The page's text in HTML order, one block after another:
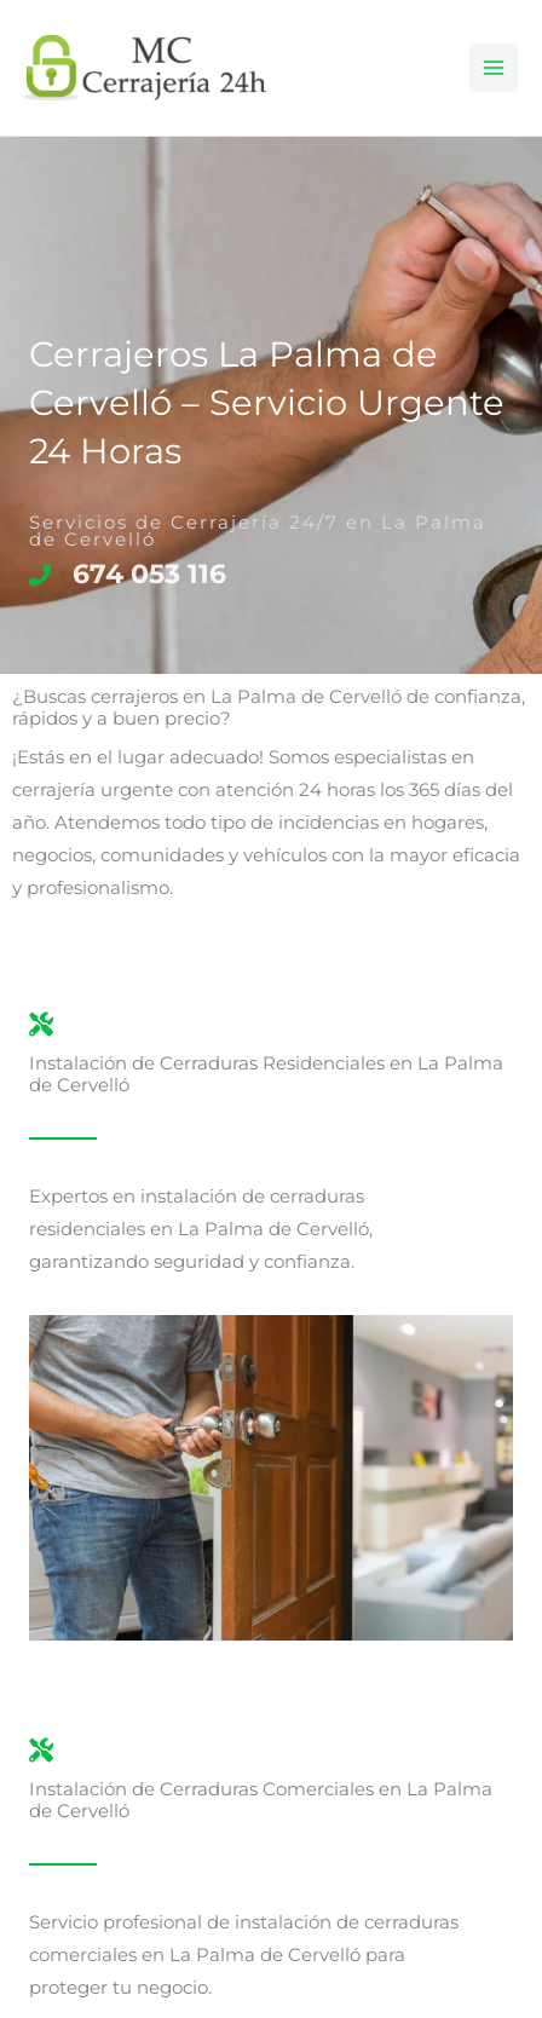
contenido
Cerrajeros La Palma de
Cervelló – Servicio Urgente
24 Horas
Servicios de Cerrajería 24/7 en La Palma
de Cervelló
674 053 116
¿Buscas cerrajeros en La Palma de Cervelló de confianza,
rápidos y a buen precio?
¡Estás en el lugar adecuado! Somos especialistas en
cerrajería urgente con atención 24 horas los 365 días del
año. Atendemos todo tipo de incidencias en hogares,
negocios, comunidades y vehículos con la mayor eficacia
y profesionalismo.
Instalación de Cerraduras Residenciales en La Palma
de Cervelló
Expertos en instalación de cerraduras
residenciales en La Palma de Cervelló,
garantizando seguridad y confianza.
Instalación de Cerraduras Comerciales en La Palma
de Cervelló
Servicio profesional de instalación de cerraduras
comerciales en La Palma de Cervelló para
proteger tu negocio.